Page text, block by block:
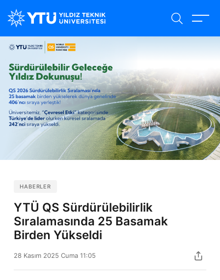
içeriğe
HABERLER
YTÜ QS Sürdürülebilirlik
Sıralamasında 25 Basamak
Birden Yükseldi
28 Kasım 2025 Cuma 11:05